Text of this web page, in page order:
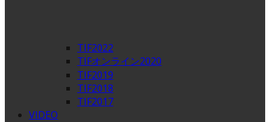
TIF2022
TIFオンライン2020
TIF2019
TIF2018
TIF2017
VIDEO